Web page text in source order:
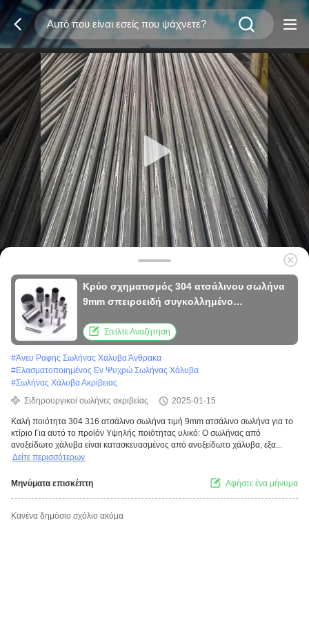
Κρύο σχηματισμός 304 ατσάλινου σωλήνα
9mm σπειροειδή συγκολλημένο
Στείλτε Αναζήτηση
#Άνευ Ραφής Σωλήνας Χάλυβα Άνθρακα
#Ελασματοποιημένος Εν Ψυχρώ Σωλήνας Χάλυβα
#Σωλήνας Χάλυβα Ακρίβειας
Σιδηρουργικοί σωλήνες ακριβείας
2025-01-15
Καλή ποιότητα 304 316 ατσάλινο σωλήνα τιμή 9mm ατσάλινο σωλήνα για το
κτίριο Για αυτό το προϊόν Υψηλής ποιότητας υλικό: Ο σωλήνας από
ανοξείδωτο χάλυβα είναι κατασκευασμένος από ανοξείδωτο χάλυβα, εξα...
Δείτε περισσότερων
Μηνύματα επισκέπτη Αφήστε ένα μήνυμα
Κανένα δημόσιο σχόλιο ακόμα